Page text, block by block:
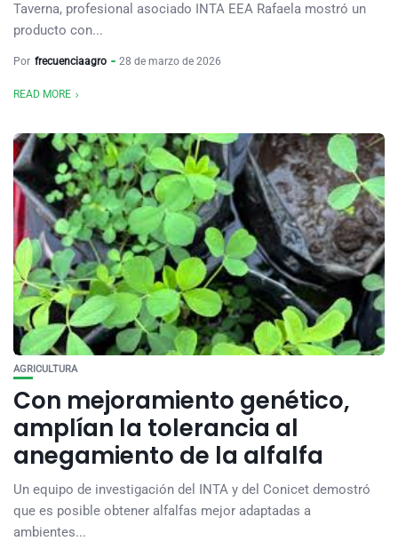
Taverna, profesional asociado INTA EEA Rafaela mostró un
producto con...
Por frecuenciaagro 28 de marzo de 2026
READ MORE
AGRICULTURA
Con mejoramiento genético,
amplían la tolerancia al
anegamiento de la alfalfa
Un equipo de investigación del INTA y del Conicet demostró
que es posible obtener alfalfas mejor adaptadas a
ambientes...